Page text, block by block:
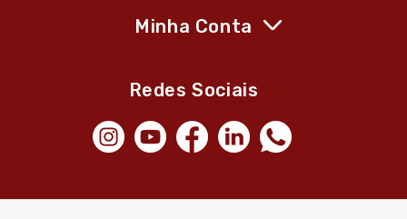
Minha Conta
Redes Sociais